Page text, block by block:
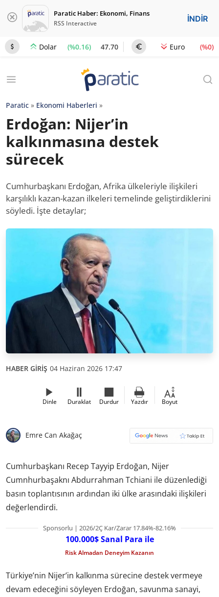
Paratic Haber: Ekonomi, Finans
RSS Interactive İNDİR
Dolar (%0.16) 47.70 Euro (%0)
Paratic » Ekonomi Haberleri »
Erdoğan: Nijer’in
kalkınmasına destek
sürecek
Cumhurbaşkanı Erdoğan, Afrika ülkeleriyle ilişkileri
karşılıklı kazan-kazan ilkeleri temelinde geliştirdiklerini
söyledi. İşte detaylar;
HABER GİRİŞ 04 Haziran 2026 17:47
Dinle Duraklat Durdur Yazdır Boyut
Emre Can Akağaç
Cumhurbaşkanı Recep Tayyip Erdoğan, Nijer
Cumnhurbaşaknı Abdurrahman Tchiani ile düzenlediği
basın toplantısının ardından iki ülke arasındaki ilişkileri
değerlendirdi.
Sponsorlu | 2026/2Ç Kar/Zarar 17.84%-82.16%
100.000$ Sanal Para ile
Risk Almadan Deneyim Kazanın
Türkiye’nin Nijer’in kalkınma sürecine destek vermeye
devam edeceğini söyleyen Erdoğan, savunma sanayi,